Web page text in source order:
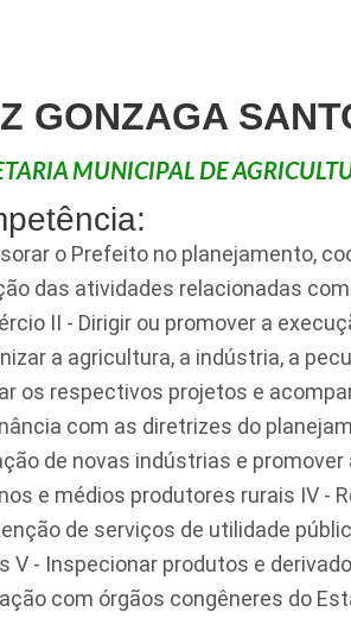
GONZAGA
MUNICIPAL DE
o Prefeito no planejamento,
das atividades relacionadas
II - Dirigir ou promover a
a agricultura, a indústria, a
os respectivos projetos e
com as diretrizes do
de novas indústrias e
e médios produtores rurais IV -
de serviços de utilidade
V - Inspecionar produtos e
com órgãos congêneres do